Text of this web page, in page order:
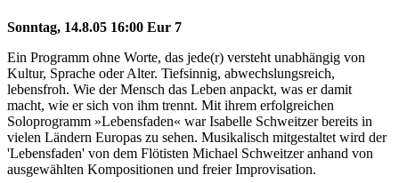
Sonntag, 14.8.05 16:00 Eur 7
Ein Programm ohne Worte, das jede(r) versteht unabhängig von
Kultur, Sprache oder Alter. Tiefsinnig, abwechslungsreich,
lebensfroh. Wie der Mensch das Leben anpackt, was er damit
macht, wie er sich von ihm trennt. Mit ihrem erfolgreichen
Soloprogramm »Lebensfaden« war Isabelle Schweitzer bereits in
vielen Ländern Europas zu sehen. Musikalisch mitgestaltet wird der
'Lebensfaden' von dem Flötisten Michael Schweitzer anhand von
ausgewählten Kompositionen und freier Improvisation.